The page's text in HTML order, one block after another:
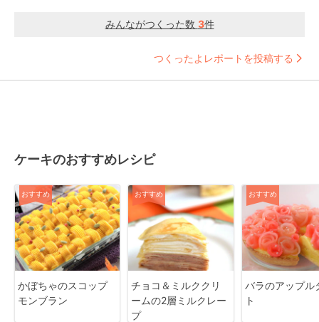
みんながつくった数 3件
つくったよレポートを投稿する
ケーキのおすすめレシピ
おすすめ
かぼちゃのスコップ
モンブラン
おすすめ
チョコ＆ミルククリ
ームの2層ミルクレー
プ
おすすめ
バラのアップル
ト